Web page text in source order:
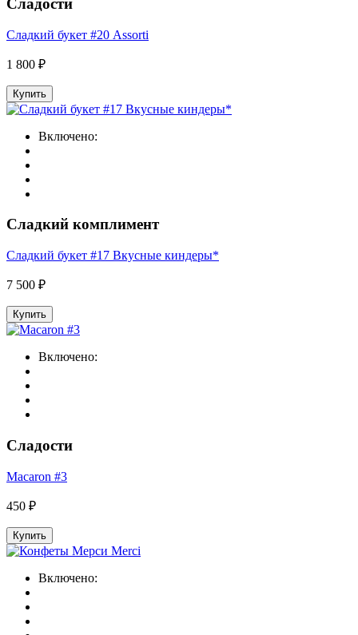
Сладости
Сладкий букет #20 Assorti
1 800 ₽
Купить
Включено:
Сладкий комплимент
Сладкий букет #17 Вкусные киндеры*
7 500 ₽
Купить
Включено:
Сладости
Macaron #3
450 ₽
Купить
Включено: